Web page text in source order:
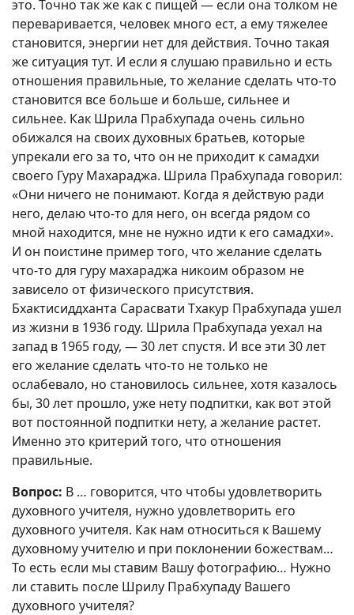
это. Точно так же как с пищей — если она толком не
переваривается, человек много ест, а ему тяжелее
становится, энергии нет для действия. Точно такая
же ситуация тут. И если я слушаю правильно и есть
отношения правильные, то желание сделать что-то
становится все больше и больше, сильнее и
сильнее. Как Шрила Прабхупада очень сильно
обижался на своих духовных братьев, которые
упрекали его за то, что он не приходит к самадхи
своего Гуру Махараджа. Шрила Прабхупада говорил:
«Они ничего не понимают. Когда я действую ради
него, делаю что-то для него, он всегда рядом со
мной находится, мне не нужно идти к его самадхи».
И он поистине пример того, что желание сделать
что-то для гуру махараджа никоим образом не
зависело от физического присутствия.
Бхактисиддханта Сарасвати Тхакур Прабхупада ушел
из жизни в 1936 году. Шрила Прабхупада уехал на
запад в 1965 году, — 30 лет спустя. И все эти 30 лет
его желание сделать что-то не только не
ослабевало, но становилось сильнее, хотя казалось
бы, 30 лет прошло, уже нету подпитки, как вот этой
вот постоянной подпитки нету, а желание растет.
Именно это критерий того, что отношения
правильные.
Вопрос: В … говорится, что чтобы удовлетворить
духовного учителя, нужно удовлетворить его
духовного учителя. Как нам относиться к Вашему
духовному учителю и при поклонении божествам…
То есть если мы ставим Вашу фотографию… Нужно
ли ставить после Шрилу Прабхупаду Вашего
духовного учителя?